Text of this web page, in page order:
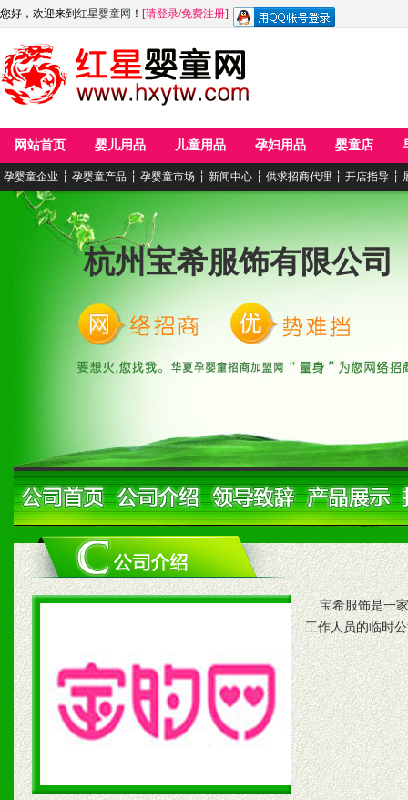
您好，欢迎来到 红星婴童网 ！ [请登录/免费注册]
网站首页 婴儿用品 儿童用品 孕妇用品 婴童店
孕婴童企业 ┆ 孕婴童产品 ┆ 孕婴童市场 ┆ 新闻中心 ┆ 供求招商代理 ┆ 开店指导 ┆
杭州宝希服饰有限公司
宝希服饰是一家
工作人员的临时